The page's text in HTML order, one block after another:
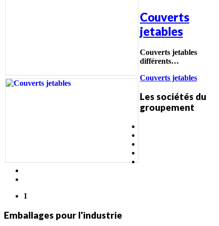
Couverts
jetables
Couverts jetables
différents…
Couverts jetables
Les sociétés du
groupement
1
Emballages pour l'industrie